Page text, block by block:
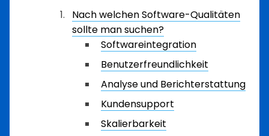
Nach welchen Software-Qualitäten
sollte man suchen?
Softwareintegration
Benutzerfreundlichkeit
Analyse und Berichterstattung
Kundensupport
Skalierbarkeit